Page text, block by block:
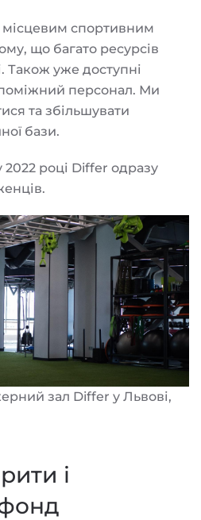
місцевим спортивним
що багато ресурсів
Також уже доступні
персонал. Ми
та збільшувати
бази.
2022 році Differ одразу
зал Differ у Львові,
і